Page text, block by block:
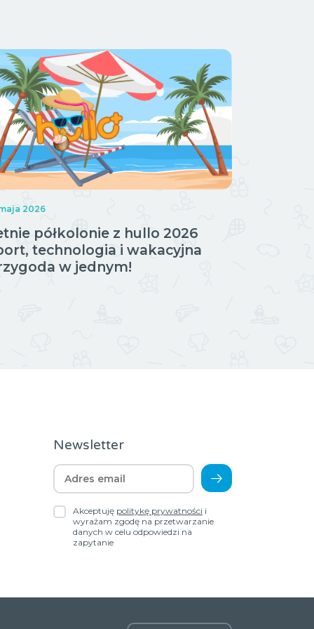
2026
półkolonie z hullo 2026
technologia i wakacyjna
w jednym!
Newsletter
Akceptuję politykę prywatności i
wyrażam zgodę na przetwarzanie
danych w celu odpowiedzi na
zapytanie